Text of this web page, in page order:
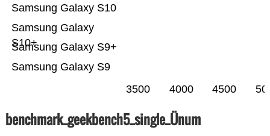
Samsung Galaxy S9
Samsung Galaxy S9+
Samsung Galaxy
S10+
Samsung Galaxy S10
3500 4000 4500
benchmark_geekbench5_single_Ünum